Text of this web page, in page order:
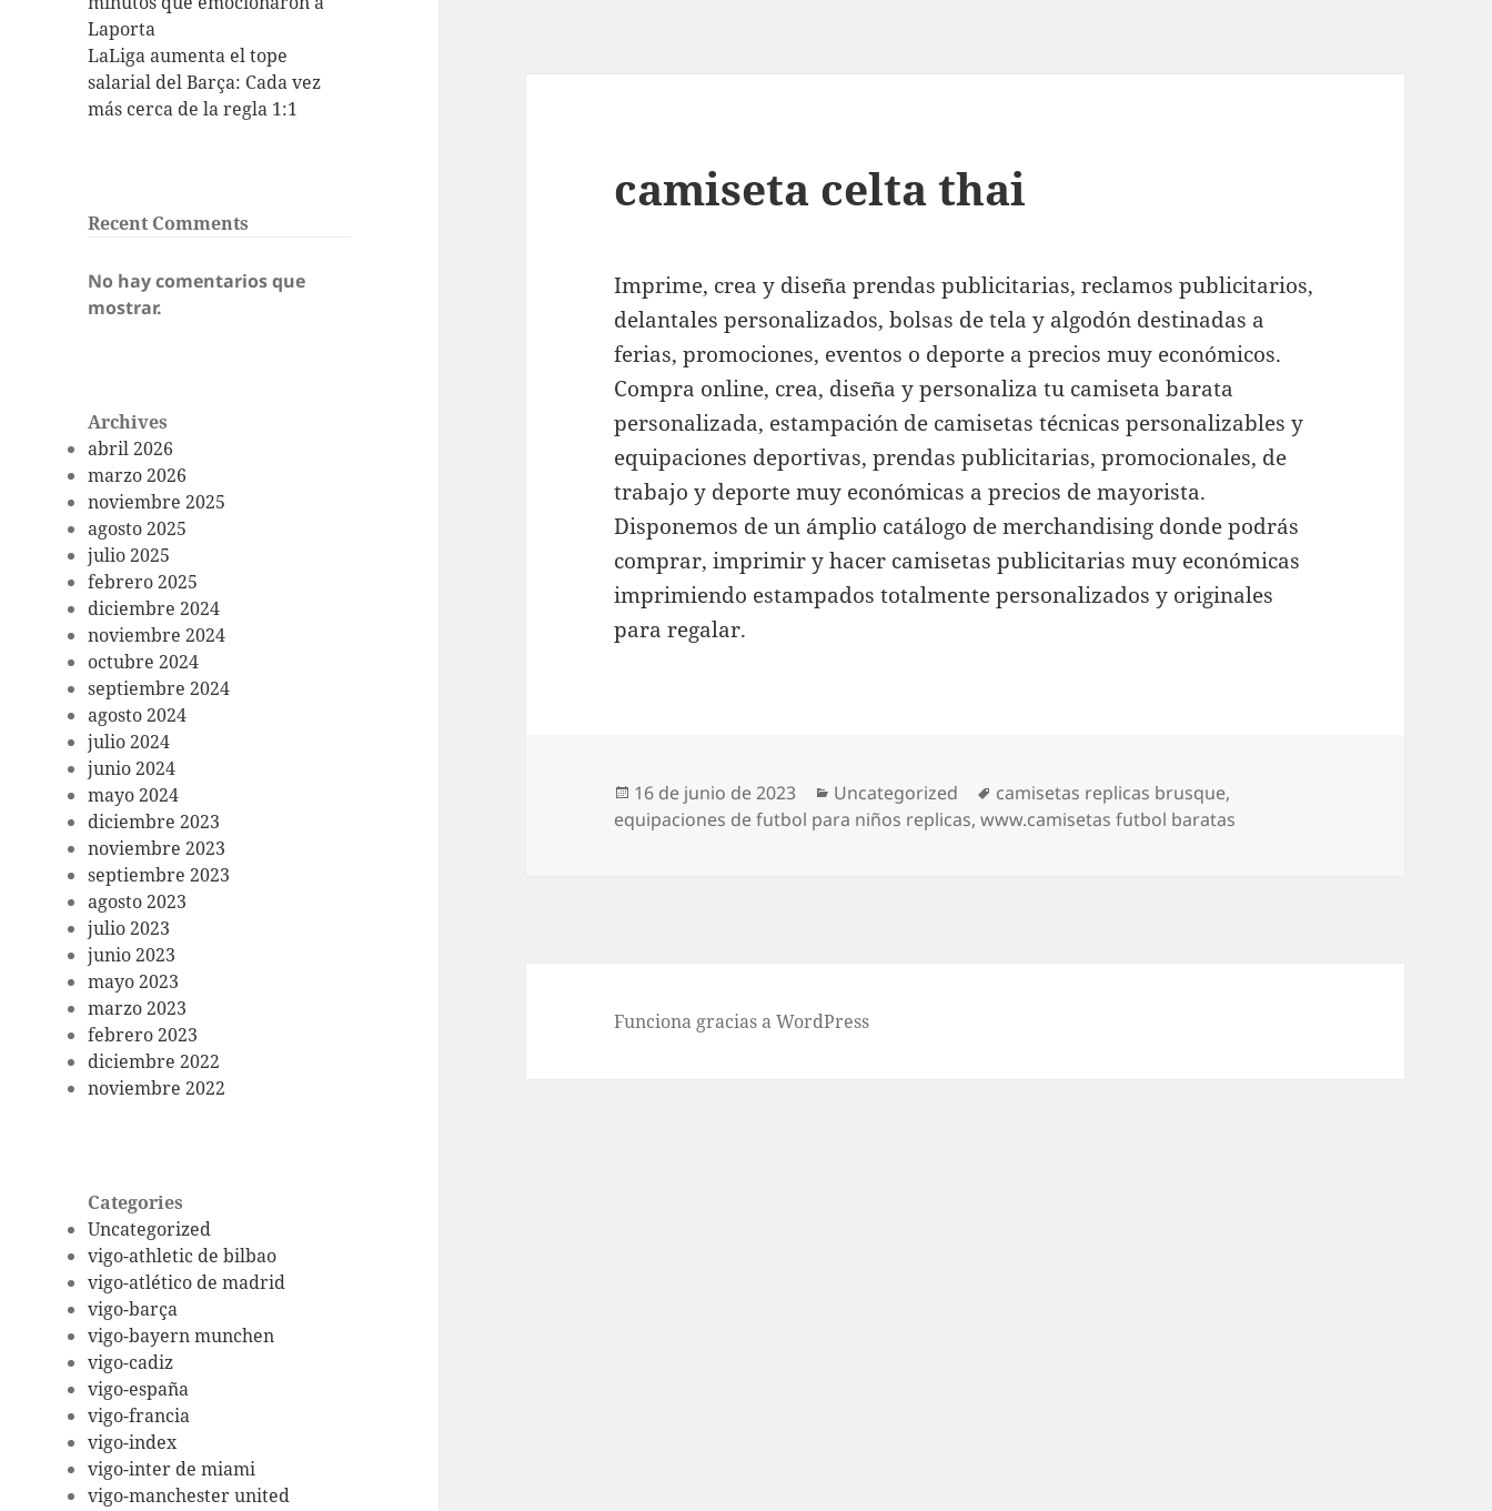
Laporta
LaLiga aumenta el tope
salarial del Barça: Cada vez
más cerca de la regla 1:1
Recent Comments
No hay comentarios que
mostrar.
Archives
abril 2026
marzo 2026
noviembre 2025
agosto 2025
julio 2025
febrero 2025
diciembre 2024
noviembre 2024
octubre 2024
septiembre 2024
agosto 2024
julio 2024
junio 2024
mayo 2024
diciembre 2023
noviembre 2023
septiembre 2023
agosto 2023
julio 2023
junio 2023
mayo 2023
marzo 2023
febrero 2023
diciembre 2022
noviembre 2022
Categories
Uncategorized
vigo-athletic de bilbao
vigo-atlético de madrid
vigo-barça
vigo-bayern munchen
vigo-cadiz
vigo-españa
vigo-francia
vigo-index
vigo-inter de miami
vigo-manchester united
camiseta celta thai
Imprime, crea y diseña prendas publicitarias, reclamos publicitarios,
delantales personalizados, bolsas de tela y algodón destinadas a
ferias, promociones, eventos o deporte a precios muy económicos.
Compra online, crea, diseña y personaliza tu camiseta barata
personalizada, estampación de camisetas técnicas personalizables y
equipaciones deportivas, prendas publicitarias, promocionales, de
trabajo y deporte muy económicas a precios de mayorista.
Disponemos de un ámplio catálogo de merchandising donde podrás
comprar, imprimir y hacer camisetas publicitarias muy económicas
imprimiendo estampados totalmente personalizados y originales
para regalar.
Publicado
el
16 de junio de 2023 Categorías
Uncategorized Etiquetas
camisetas replicas brusque,
equipaciones de futbol para niños replicas,www.camisetas futbol baratas
Funciona gracias a WordPress